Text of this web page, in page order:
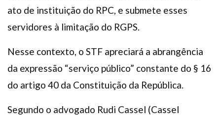
ato de instituição do RPC, e submete esses
servidores à limitação do RGPS.
Nesse contexto, o STF apreciará a abrangência
da expressão “serviço público” constante do § 16
do artigo 40 da Constituição da República.
Segundo o advogado Rudi Cassel (Cassel